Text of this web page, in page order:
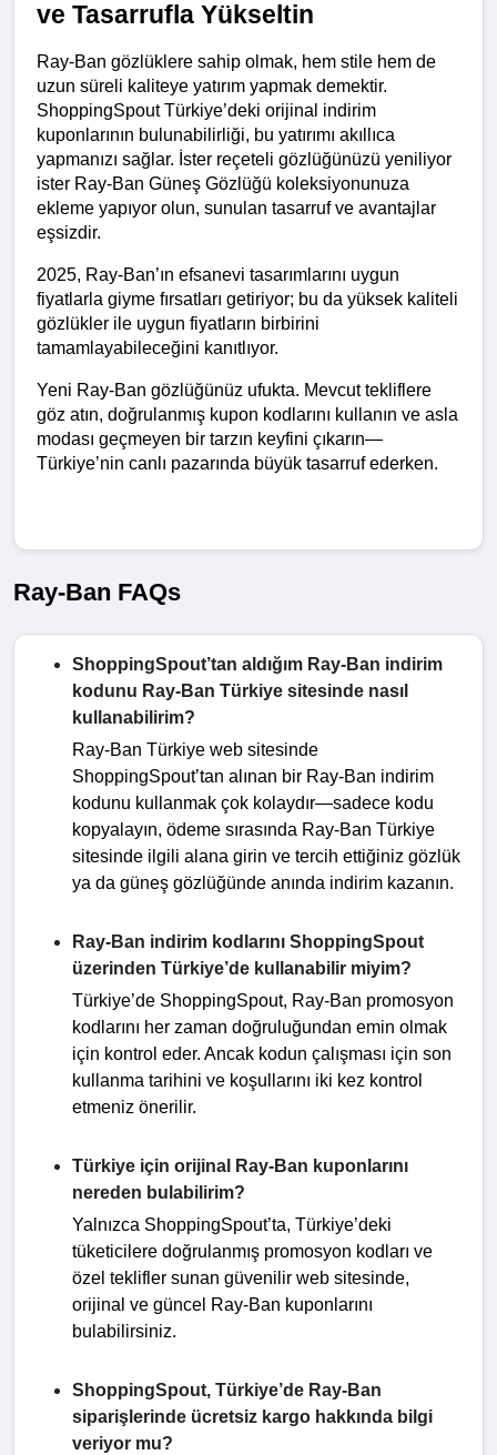
ve Tasarrufla Yükseltin
Ray-Ban gözlüklere sahip olmak, hem stile hem de
uzun süreli kaliteye yatırım yapmak demektir.
ShoppingSpout Türkiye’deki orijinal indirim
kuponlarının bulunabilirliği, bu yatırımı akıllıca
yapmanızı sağlar. İster reçeteli gözlüğünüzü yeniliyor
ister Ray-Ban Güneş Gözlüğü koleksiyonunuza
ekleme yapıyor olun, sunulan tasarruf ve avantajlar
eşsizdir.
2025, Ray-Ban’ın efsanevi tasarımlarını uygun
fiyatlarla giyme fırsatları getiriyor; bu da yüksek kaliteli
gözlükler ile uygun fiyatların birbirini
tamamlayabileceğini kanıtlıyor.
Yeni Ray-Ban gözlüğünüz ufukta. Mevcut tekliflere
göz atın, doğrulanmış kupon kodlarını kullanın ve asla
modası geçmeyen bir tarzın keyfini çıkarın—
Türkiye’nin canlı pazarında büyük tasarruf ederken.
Ray-Ban FAQs
ShoppingSpout’tan aldığım Ray-Ban indirim
kodunu Ray-Ban Türkiye sitesinde nasıl
kullanabilirim?
Ray-Ban Türkiye web sitesinde
ShoppingSpout’tan alınan bir Ray-Ban indirim
kodunu kullanmak çok kolaydır—sadece kodu
kopyalayın, ödeme sırasında Ray-Ban Türkiye
sitesinde ilgili alana girin ve tercih ettiğiniz gözlük
ya da güneş gözlüğünde anında indirim kazanın.
Ray-Ban indirim kodlarını ShoppingSpout
üzerinden Türkiye’de kullanabilir miyim?
Türkiye’de ShoppingSpout, Ray-Ban promosyon
kodlarını her zaman doğruluğundan emin olmak
için kontrol eder. Ancak kodun çalışması için son
kullanma tarihini ve koşullarını iki kez kontrol
etmeniz önerilir.
Türkiye için orijinal Ray-Ban kuponlarını
nereden bulabilirim?
Yalnızca ShoppingSpout’ta, Türkiye’deki
tüketicilere doğrulanmış promosyon kodları ve
özel teklifler sunan güvenilir web sitesinde,
orijinal ve güncel Ray-Ban kuponlarını
bulabilirsiniz.
ShoppingSpout, Türkiye’de Ray-Ban
siparişlerinde ücretsiz kargo hakkında bilgi
veriyor mu?